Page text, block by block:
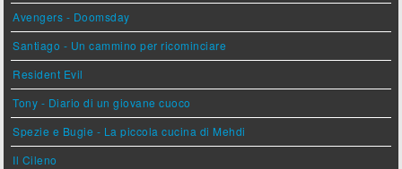
Avengers - Doomsday
Santiago - Un cammino per ricominciare
Resident Evil
Tony - Diario di un giovane cuoco
Spezie e Bugie - La piccola cucina di Mehdi
Il Cileno